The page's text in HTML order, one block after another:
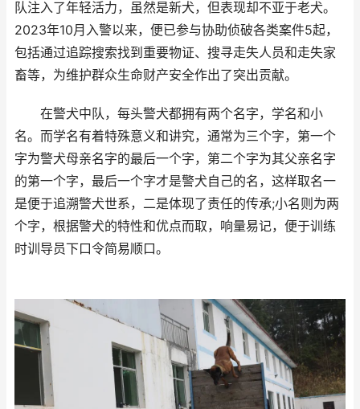
队注入了年轻活力，虽然是新犬，但表现却不亚于老犬。
2023年10月入警以来，便已参与协助侦破各类案件5起，
包括通过追踪搜索找到重要物证、搜寻走失人员和走失家
畜等，为维护群众生命财产安全作出了突出贡献。
在警犬中队，每头警犬都拥有两个名字，学名和小
名。而学名有着特殊意义和讲究，通常为三个字，第一个
字为警犬母亲名字的最后一个字，第二个字为其父亲名字
的第一个字，最后一个字才是警犬自己的名，这样取名一
是便于追溯警犬世系，二是体现了责任的传承;小名则为两
个字，根据警犬的特性和优点而取，响量易记，便于训练
时训导员下口令简易顺口。